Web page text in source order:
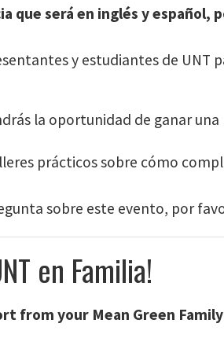
que será en inglés y español,
y estudiantes de UNT
la oportunidad de ganar
prácticos sobre cómo
sobre este evento, por
en Familia!
from your Mean Green